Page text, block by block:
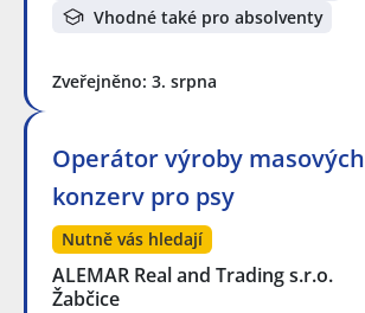
Vhodné také pro absolventy
Zveřejněno: 3. srpna
Operátor výroby masových
konzerv pro psy
Nutně vás hledají
ALEMAR Real and Trading s.r.o.
Žabčice